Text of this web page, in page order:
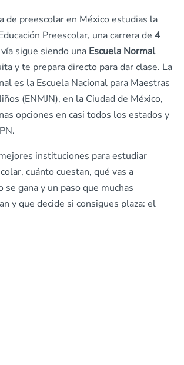
de preescolar en México estudias la
Preescolar, una carrera de 4
sigue siendo una Escuela Normal
y te prepara directo para dar clase. La
es la Escuela Nacional para Maestras
(ENMJN), en la Ciudad de México,
opciones en casi todos los estados y
instituciones para estudiar
cuánto cuestan, qué vas a
se gana y un paso que muchas
y que decide si consigues plaza: el